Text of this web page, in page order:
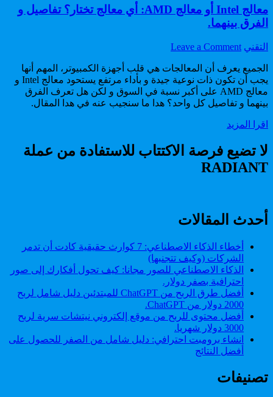
معالج Intel أو معالج AMD: أي معالج تختار؟ تفاصيل و
الفرق بينهما.
Author:
التقني Leave a Comment
on
Intel
أو
معالج
AMD:
تفاصيل
الجميع يعرف أن المعالجات هي قلب أجهزة الكمبيوتر، المهم أنها
يجب أن تكون ذات نوعية جيدة و بأداء مرتفع يستحود معالج Intel و
معالج AMD على أكبر نسبة في السوق و لكن هل تعرف الفرق
بينهما و تفاصيل كل واحد؟ هدا ما سنجيب عنه في هدا المقال.
اقرا المزيد
أو
معالج
تفاصيل
و
بينهما.
لا تضيع فرصة الاكتتاب للاستفادة من عملة
RADIANT
أحدث المقالات
أخطاء الذكاء الاصطناعي: 7 كوارث حقيقية كادت أن تدمر
الشركات (وكيف تتجنبها)
الذكاء الاصطناعي للصور مجانا: كيف تحول أفكارك إلى صور
احترافية بصفر دولار.
أفضل طرق الربح من ChatGPT للمبتدئين دليل شامل لربح
2000 دولار من ChatGPT.
أفضل محتوى للربح من موقع إلكتروني نيتشات سرية لربح
3000 دولار شهريا.
انشاء برومبت احترافي: دليل شامل من الصفر للحصول على
أفضل النتائج
تصنيفات